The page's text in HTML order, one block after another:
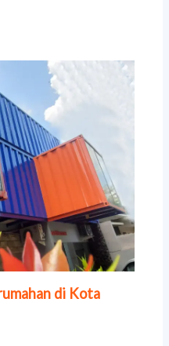
di Kota